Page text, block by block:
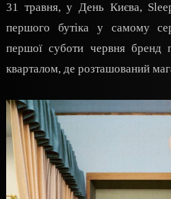
31 травня, у День Києва,
першого бутіка у самому
першої суботи червня бренд
кварталом, де розташований